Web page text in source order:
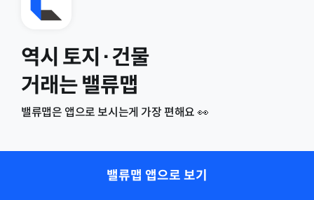
역시 토지·건물
거래는 밸류맵
밸류맵은 앱으로 보시는게 가장 편해요 👀
밸류맵 앱으로 보기